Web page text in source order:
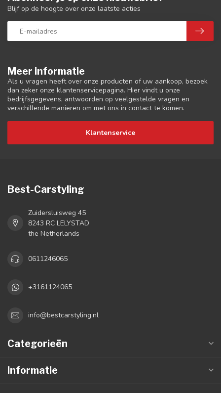
Meer informatie
Als u vragen heeft over onze producten of uw aankoop, bezoek
dan zeker onze klantenservicepagina. Hier vindt u onze
bedrijfsgegevens, antwoorden op veelgestelde vragen en
verschillende manieren om met ons in contact te komen.
Klantenservice
Blijf op de hoogte over onze laatste acties
Best-Carstyling
Zuidersluisweg 45
8243 RC LELYSTAD
the Netherlands
0611246065
+3161124065
info@bestcarstyling.nl
Categorieën
Informatie